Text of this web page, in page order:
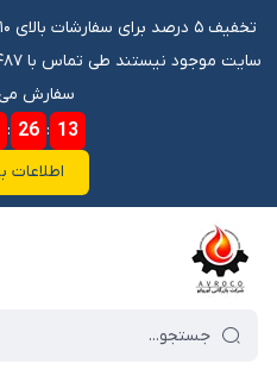
سفارش
: 26 : 13
اطلاعات
فروشگاه آنلاین آوروکو